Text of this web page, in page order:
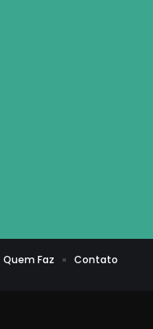
Quem Faz Contato